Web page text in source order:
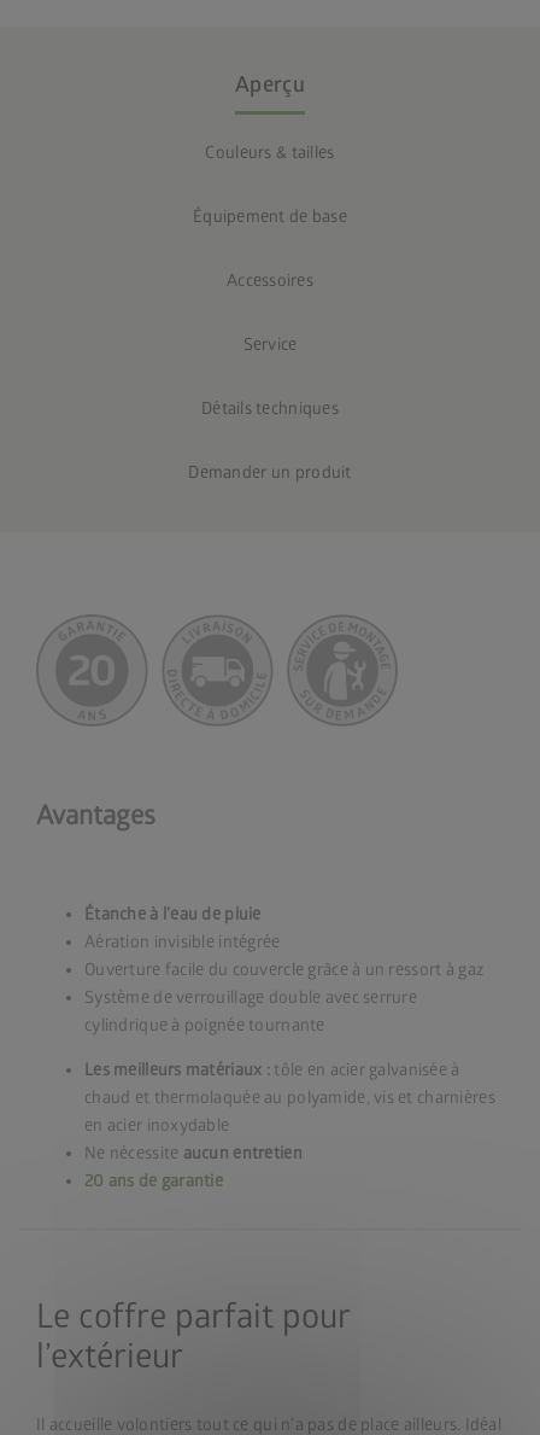
Aperçu
Couleurs & tailles
Équipement de base
Accessoires
Service
Détails techniques
Demander un produit
Avantages
Étanche à l’eau de pluie
Aération invisible intégrée
Ouverture facile du couvercle grâce à un ressort à gaz
Système de verrouillage double avec serrure
cylindrique à poignée tournante
Les meilleurs matériaux : tôle en acier galvanisée à
chaud et thermolaquée au polyamide, vis et charnières
en acier inoxydable
Ne nécessite aucun entretien
20 ans de garantie
Le coffre parfait pour
l’extérieur
Il accueille volontiers tout ce qui n’a pas de place ailleurs. Idéal